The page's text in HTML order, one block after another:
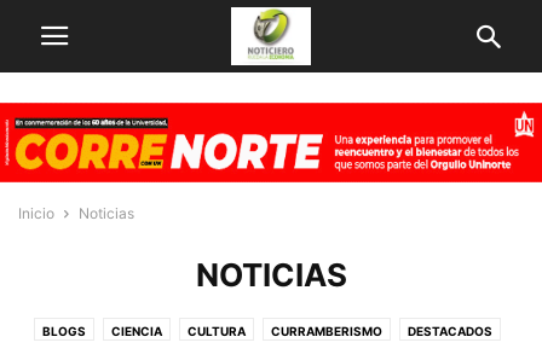
Inicio Noticias
NOTICIAS
BLOGS CIENCIA CULTURA CURRAMBERISMO DESTACADOS